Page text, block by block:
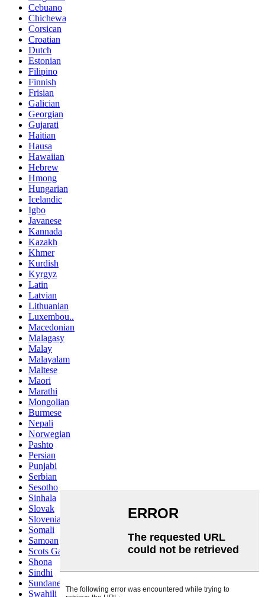
Cebuano
Chichewa
Corsican
Croatian
Dutch
Estonian
Filipino
Finnish
Frisian
Galician
Georgian
Gujarati
Haitian
Hausa
Hawaiian
Hebrew
Hmong
Hungarian
Icelandic
Igbo
Javanese
Kannada
Kazakh
Khmer
Kurdish
Kyrgyz
Latin
Latvian
Lithuanian
Luxembou..
Macedonian
Malagasy
Malay
Malayalam
Maltese
Maori
Marathi
Mongolian
Burmese
Nepali
Norwegian
Pashto
Persian
Punjabi
Serbian
Sesotho
Sinhala
Slovak
Slovenian
Somali
Samoan
Scots Gaelic
Shona
Sindhi
Sundanese
Swahili